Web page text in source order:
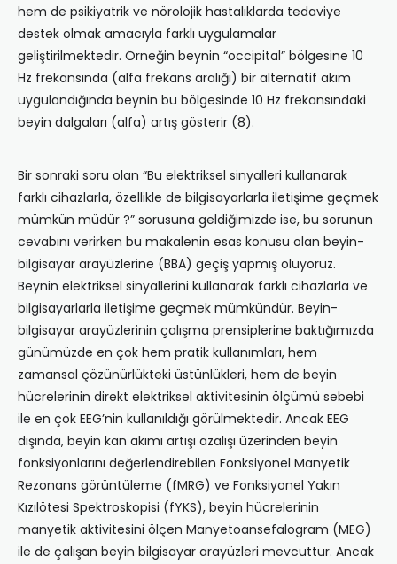
hem de psikiyatrik ve nörolojik hastalıklarda tedaviye
destek olmak amacıyla farklı uygulamalar
geliştirilmektedir. Örneğin beynin “occipital” bölgesine 10
Hz frekansında (alfa frekans aralığı) bir alternatif akım
uygulandığında beynin bu bölgesinde 10 Hz frekansındaki
beyin dalgaları (alfa) artış gösterir (8).
Bir sonraki soru olan “Bu elektriksel sinyalleri kullanarak
farklı cihazlarla, özellikle de bilgisayarlarla iletişime geçmek
mümkün müdür ?” sorusuna geldiğimizde ise, bu sorunun
cevabını verirken bu makalenin esas konusu olan beyin-
bilgisayar arayüzlerine (BBA) geçiş yapmış oluyoruz.
Beynin elektriksel sinyallerini kullanarak farklı cihazlarla ve
bilgisayarlarla iletişime geçmek mümkündür. Beyin-
bilgisayar arayüzlerinin çalışma prensiplerine baktığımızda
günümüzde en çok hem pratik kullanımları, hem
zamansal çözünürlükteki üstünlükleri, hem de beyin
hücrelerinin direkt elektriksel aktivitesinin ölçümü sebebi
ile en çok EEG’nin kullanıldığı görülmektedir. Ancak EEG
dışında, beyin kan akımı artışı azalışı üzerinden beyin
fonksiyonlarını değerlendirebilen Fonksiyonel Manyetik
Rezonans görüntüleme (fMRG) ve Fonksiyonel Yakın
Kızılötesi Spektroskopisi (fYKS), beyin hücrelerinin
manyetik aktivitesini ölçen Manyetoansefalogram (MEG)
ile de çalışan beyin bilgisayar arayüzleri mevcuttur. Ancak